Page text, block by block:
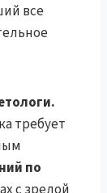
все
требует
по